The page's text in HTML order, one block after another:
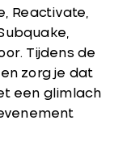
Reactivate,
Tijdens de
zorg je dat
een glimlach